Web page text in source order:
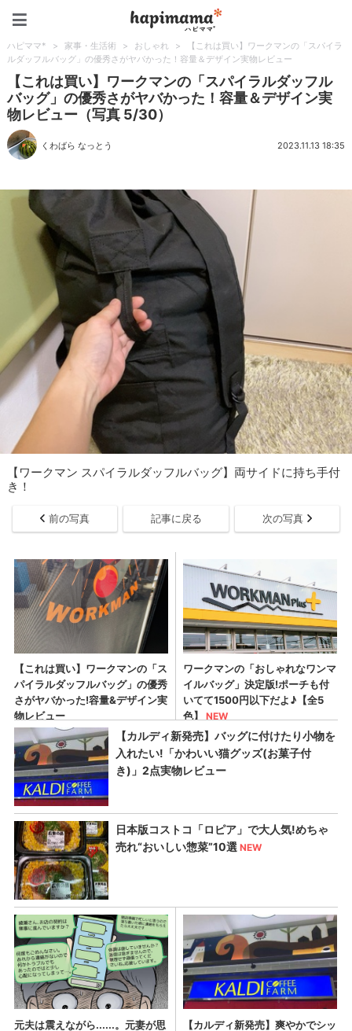
ハピママ* > 家事・生活術 > おしゃれ >
【これは買い】ワークマンの「スパイラ
ルダッフルバッグ」の優秀さがヤバかった！容量＆デザイン実物レビュー
【これは買い】ワークマンの「スパイラルダッフル
バッグ」の優秀さがヤバかった！容量＆デザイン実
物レビュー（写真 5/30）
くわばら なっとう 2023.11.13 18:35
【ワークマン スパイラルダッフルバッグ】両サイドに持ち手付
き！
前の写真 記事に戻る 次の写真